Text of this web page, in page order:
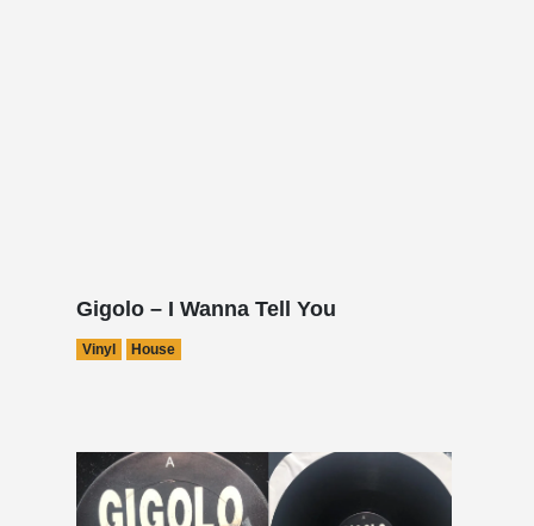
Gigolo – I Wanna Tell You
Vinyl House